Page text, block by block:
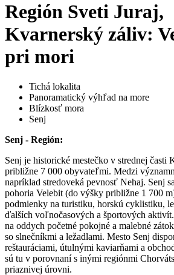
Región Sveti Juraj,
Kvarnerský záliv:
pri mori
Tichá lokalita
Panoramatický výhľad na more
Blízkosť mora
Senj
Senj - Región:
Senj je historické mestečko v strednej časti
približne 7 000 obyvateľmi. Medzi
napríklad stredoveká pevnosť Nehaj. Senj
pohoria Velebit (do výšky približne 1 700
podmienky na turistiku, horskú cyklistiku,
ďalších voľnočasových a športových
na oddych početné pokojné a malebné
so slnečníkmi a ležadlami. Mesto Senj
reštauráciami, útulnými kaviarňami a
sú tu v porovnaní s inými regiónmi
priaznivej úrovni.